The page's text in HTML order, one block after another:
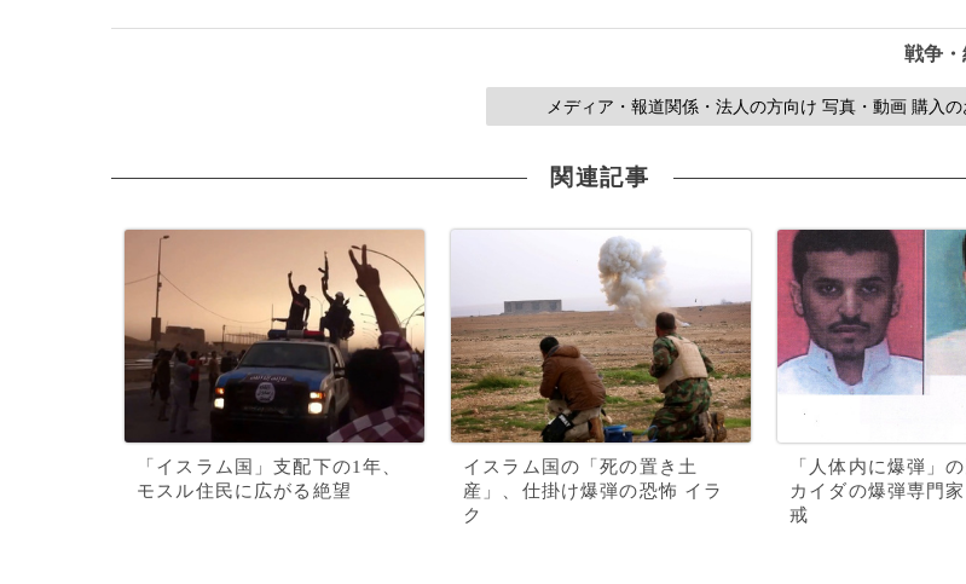
戦争
メディア・報道関係・法人の方向け 写真・動画 購入
関連記事
「イスラム国」支配下の1年、
モスル住民に広がる絶望
イスラム国の「死の置き土
産」、仕掛け爆弾の恐怖 イラ
ク
「人体内に爆弾」
カイダの爆弾専門
戒